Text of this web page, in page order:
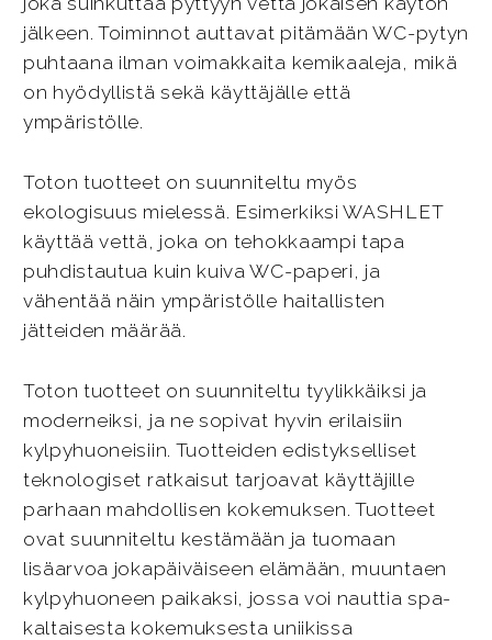
jälkeen. Toiminnot auttavat pitämään WC-pytyn
puhtaana ilman voimakkaita kemikaaleja, mikä
on hyödyllistä sekä käyttäjälle että
ympäristölle.
Toton tuotteet on suunniteltu myös
ekologisuus mielessä. Esimerkiksi WASHLET
käyttää vettä, joka on tehokkaampi tapa
puhdistautua kuin kuiva WC-paperi, ja
vähentää näin ympäristölle haitallisten
jätteiden määrää.
Toton tuotteet on suunniteltu tyylikkäiksi ja
moderneiksi, ja ne sopivat hyvin erilaisiin
kylpyhuoneisiin. Tuotteiden edistykselliset
teknologiset ratkaisut tarjoavat käyttäjille
parhaan mahdollisen kokemuksen. Tuotteet
ovat suunniteltu kestämään ja tuomaan
lisäarvoa jokapäiväiseen elämään, muuntaen
kylpyhuoneen paikaksi, jossa voi nauttia spa-
kaltaisesta kokemuksesta uniikissa